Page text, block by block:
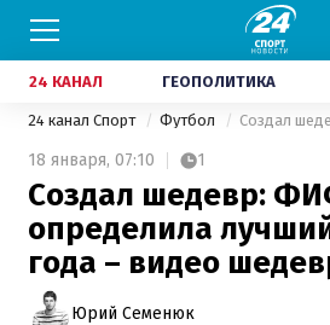
24 КАНАЛ ГЕОПОЛИТИКА
24 канал Спорт Футбол
18 января, 07:10 1
Создал шедевр:
определила
года – видео
Юрий Семенюк